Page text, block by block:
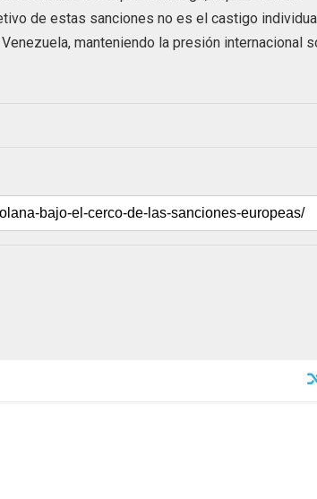
de estas sanciones no es el castigo
manteniendo la presión internacional